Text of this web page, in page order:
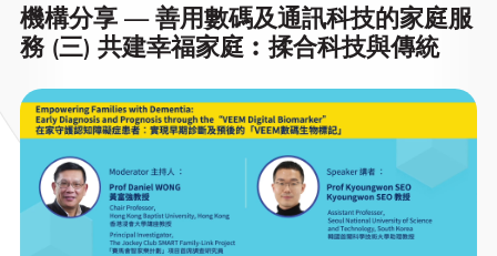
機構分享 — 善用數碼及通訊科技的家庭服
務 (三) 共建幸福家庭︰揉合科技與傳統